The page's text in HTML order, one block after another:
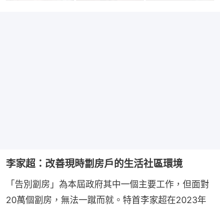
李家超：改善現時劏房戶的生活社區環境
「告別劏房」為本屆政府其中一個主要工作，但面對
20萬個劏房，無法一蹴而就。特首李家超在2023年